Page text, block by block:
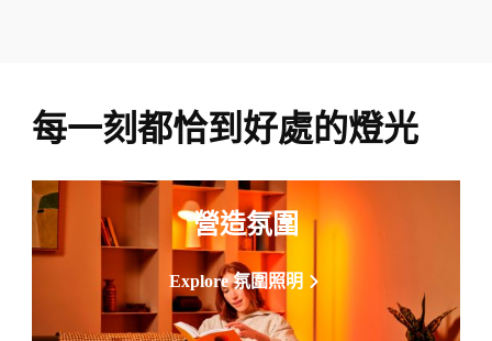
每一刻都恰到好處的燈光
營造氛圍
Explore 氛圍照明